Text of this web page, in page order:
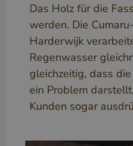
Das Holz für die
werden. Die
Harderwijk
Regenwasser
gleichzeitig, dass die
ein Problem
Kunden sogar